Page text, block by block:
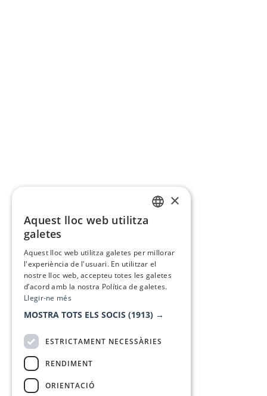
×
Aquest lloc web utilitza
galetes
Aquest lloc web utilitza galetes per millorar
l'experiència de l'usuari. En utilitzar el
nostre lloc web, accepteu totes les galetes
d’acord amb la nostra Política de galetes.
Llegir-ne més
MOSTRA TOTS ELS SOCIS (1913) →
ESTRICTAMENT NECESSÀRIES
RENDIMENT
ORIENTACIÓ